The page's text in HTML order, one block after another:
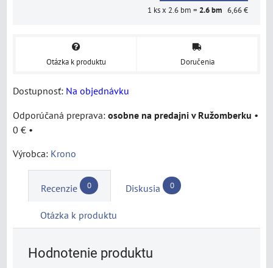
1 ks x 2.6 bm = 2.6bm 6,66 €
Otázka k produktu Doručenia
Dostupnosť: Na objednávku
osobne na predajni v Ružomberku •
0 € •
Výrobca: Krono
Recenzie 0 Diskusia 0
Otázka k produktu
Hodnotenie produktu